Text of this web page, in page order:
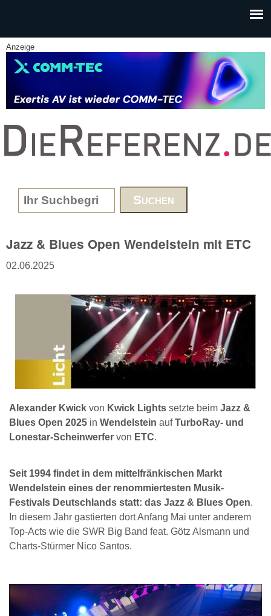
Anzeige
www.DieReferenz.de
Search form
Jazz & Blues Open Wendelstein mit ETC
02.06.2025
Alexander Kwick von Kwick Lights setzte beim Jazz &
Blues Open 2025 in Wendelstein aufTurboRay- und
Lonestar-Scheinwerfer von ETC.
Seit 1994 findet in dem mittelfränkischen Markt
Wendelstein eines der renommiertesten Musik-
Festivals Deutschlands statt: das Jazz & Blues Open.
In diesem Jahr gastierten dort Anfang Mai unter anderem
Top-Acts wie die SWR Big Band feat. Götz Alsmann und
Charts-Stürmer Nico Santos.